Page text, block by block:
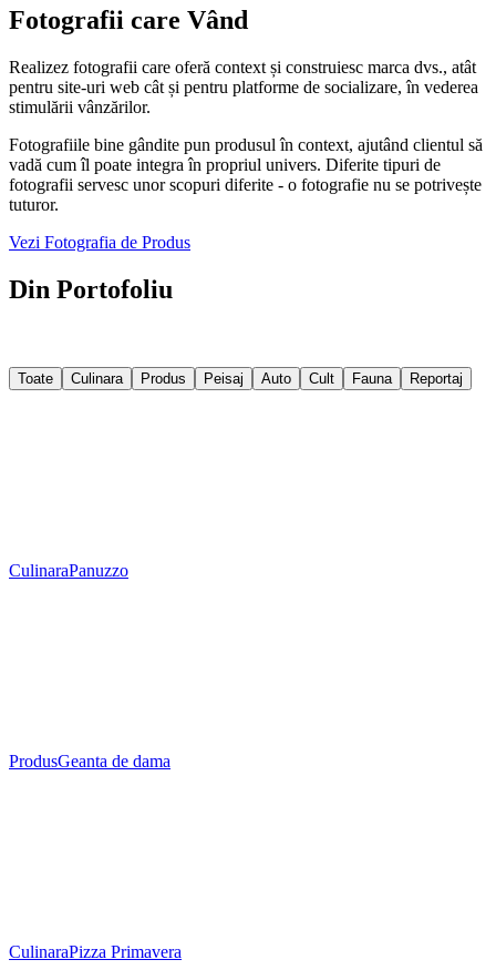
Fotografii care Vând
Realizez fotografii care oferă context și construiesc marca dvs., atât
pentru site-uri web cât și pentru platforme de socializare, în vederea
stimulării vânzărilor.
Fotografiile bine gândite pun produsul în context, ajutând clientul să
vadă cum îl poate integra în propriul univers. Diferite tipuri de
fotografii servesc unor scopuri diferite - o fotografie nu se potrivește
tuturor.
Vezi Fotografia de Produs
Din Portofoliu
Toate Culinara Produs Peisaj Auto Cult Fauna Reportaj
CulinaraPanuzzo
ProdusGeanta de dama
CulinaraPizza Primavera